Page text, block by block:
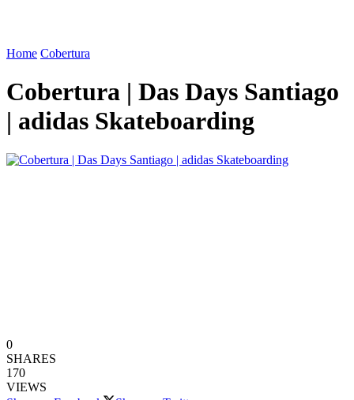
Home Cobertura
Cobertura | Das Days Santiago
| adidas Skateboarding
0
SHARES
170
VIEWS